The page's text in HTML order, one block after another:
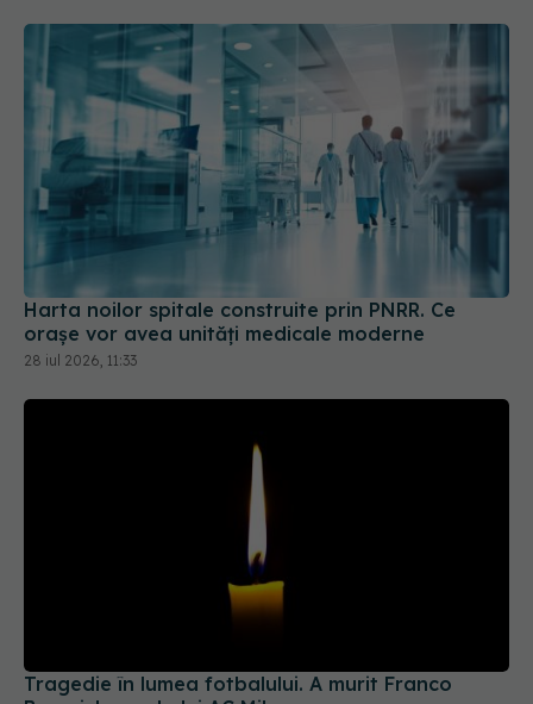
Harta noilor spitale construite prin PNRR. Ce
orașe vor avea unități medicale moderne
28 iul 2026, 11:33
Tragedie în lumea fotbalului. A murit Franco